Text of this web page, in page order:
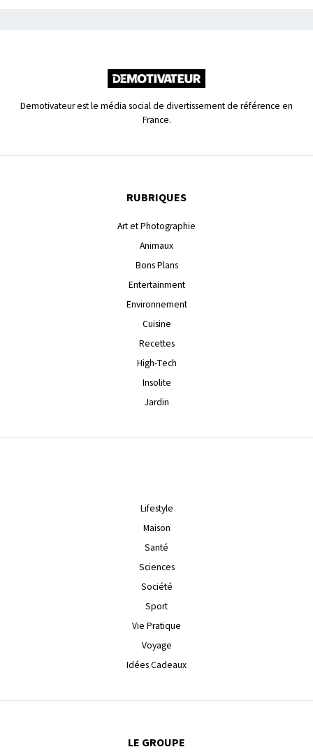
Demotivateur est le média social de divertissement de référence en
France.
RUBRIQUES
Art et Photographie
Animaux
Bons Plans
Entertainment
Environnement
Cuisine
Recettes
High-Tech
Insolite
Jardin
Lifestyle
Maison
Santé
Sciences
Société
Sport
Vie Pratique
Voyage
Idées Cadeaux
LE GROUPE